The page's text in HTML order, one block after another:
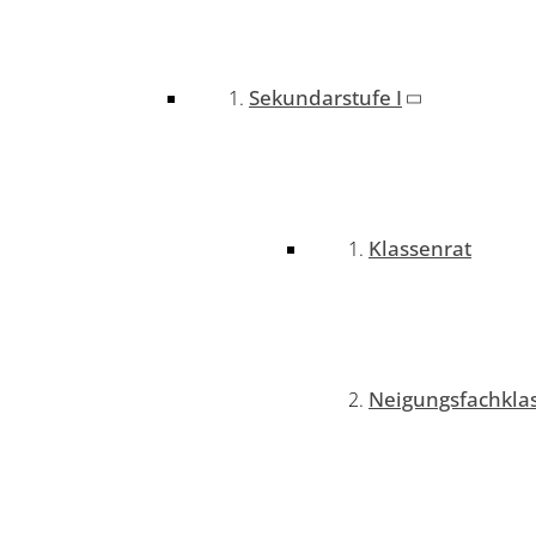
Sekundarstufe I
Klassenrat